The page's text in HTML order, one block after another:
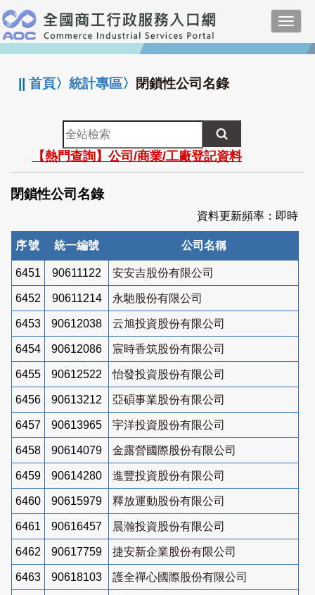
跳
到
主
要
:::
||首頁〉統計專區〉 閉鎖性公司名錄
全
站
檢
索
【熱門查詢】公司/商業/工廠登記資料
閉鎖性公司名錄
資料更新頻率：即時
序號 統一編號 公司名稱
6451 90611122 安安吉股份有限公司
6452 90611214 永馳股份有限公司
6453 90612038 云旭投資股份有限公司
6454 90612086 宸時香筑股份有限公司
6455 90612522 怡發投資股份有限公司
6456 90613212 亞碩事業股份有限公司
6457 90613965 宇洋投資股份有限公司
6458 90614079 金露營國際股份有限公司
6459 90614280 進豐投資股份有限公司
6460 90615979 釋放運動股份有限公司
6461 90616457 晨瀚投資股份有限公司
6462 90617759 捷安新企業股份有限公司
6463 90618103 護全禪心國際股份有限公司